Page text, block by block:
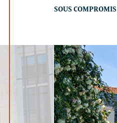
SOUS COMPROMIS